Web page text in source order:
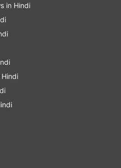
in Hindi
Hindi